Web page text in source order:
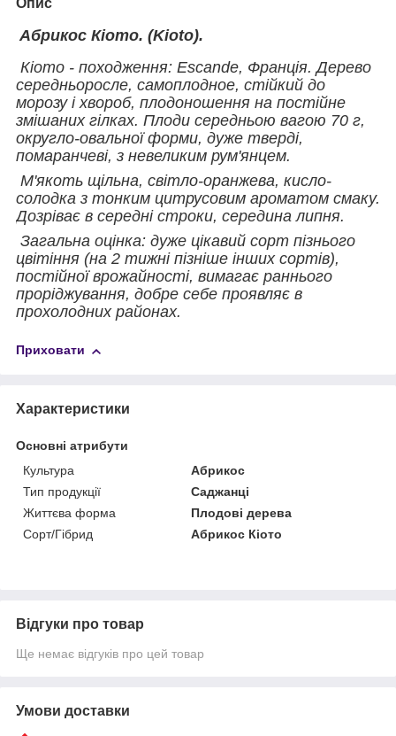
Абрикос Кіото. (Kioto).
Кіото - походження: Escande, Франція. Дерево
середньоросле, самоплодное, стійкий до
морозу і хвороб, плодоношення на постійне
змішаних гілках. Плоди середньою вагою 70 г,
округло-овальної форми, дуже тверді,
помаранчеві, з невеликим рум'янцем.
М'якоть щільна, світло-оранжева, кисло-
солодка з тонким цитрусовим ароматом смаку.
Дозріває в середні строки, середина липня.
Загальна оцінка: дуже цікавий сорт пізнього
цвітіння (на 2 тижні пізніше інших сортів),
постійної врожайності, вимагає раннього
проріджування, добре себе проявляє в
прохолодних районах.
Приховати
Характеристики
Основні атрибути
Культура
Абрикос
Тип продукції
Саджанці
Життєва форма
Плодові дерева
Сорт/Гібрид
Абрикос Кіото
Відгуки про товар
Ще немає відгуків про цей товар
Умови доставки